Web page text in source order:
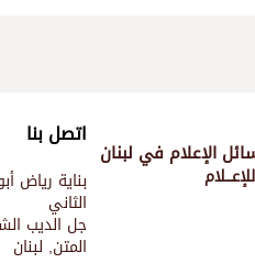
الإعلام في لبنان
اتصل بنا
بناية رياض
الثاني
جل الديب
المتن, لبنان